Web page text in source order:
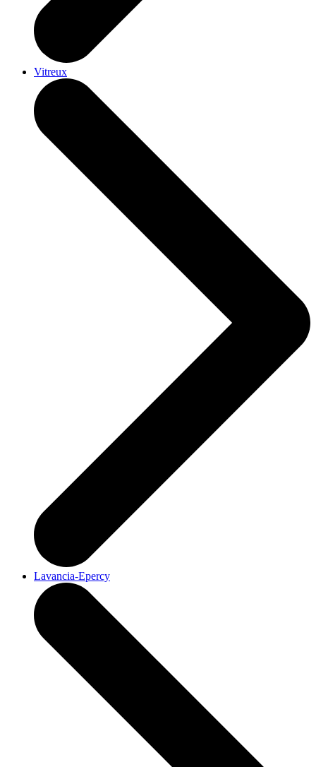
Vitreux
Lavancia-Epercy